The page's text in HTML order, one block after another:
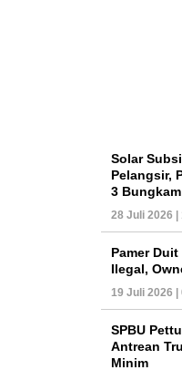
Solar
Pelangsir,
3 Bungkam
28 Juli 2026 |
Pamer
Ilegal,
19 Juli 2026 |
SPBU
Antrean
Minim